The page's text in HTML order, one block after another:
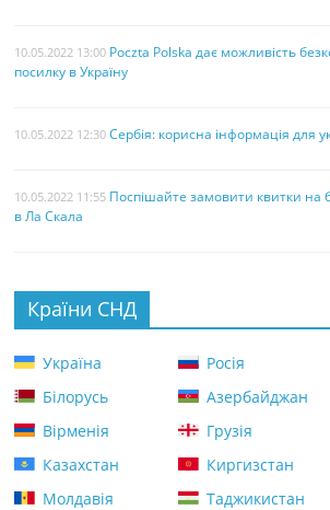
10.05.2022 13:00 Poczta Polska дає можливість
посилку в Україну
10.05.2022 12:30 Сербія: корисна інформація для
10.05.2022 11:55 Поспішайте замовити квитки на
в Ла Скала
Країни СНД
Україна
Росія
Білорусь
Азербайджан
Вірменія
Грузія
Казахстан
Киргизстан
Молдавія
Таджикистан